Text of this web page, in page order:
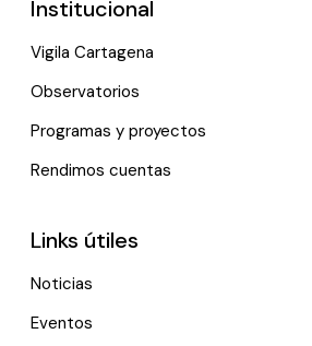
Institucional
Vigila Cartagena
Observatorios
Programas y proyectos
Rendimos cuentas
Links útiles
Noticias
Eventos